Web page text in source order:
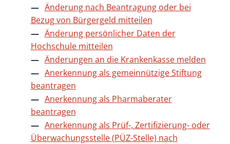
Änderung nach Beantragung oder bei
Bezug von Bürgergeld mitteilen
Änderung persönlicher Daten der
Hochschule mitteilen
Änderungen an die Krankenkasse melden
Anerkennung als gemeinnützige Stiftung
beantragen
Anerkennung als Pharmaberater
beantragen
Anerkennung als Prüf-, Zertifizierung- oder
Überwachungsstelle (PÜZ-Stelle) nach